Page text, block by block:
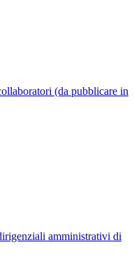
(da pubblicare in
amministrativi di